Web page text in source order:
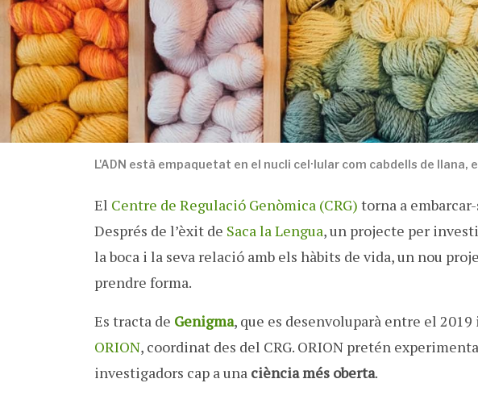
L'ADN està empaquetat en el nucli cel·lular com cabdells de
El Centre de Regulació Genòmica (CRG) torna a
Després de l’èxit de Saca la Lengua, un projecte per
la boca i la seva relació amb els hàbits de vida, un nou
prendre forma.
Es tracta de Genigma, que es desenvoluparà entre el
ORION, coordinat des del CRG. ORION pretén
investigadors cap a una ciència més oberta.